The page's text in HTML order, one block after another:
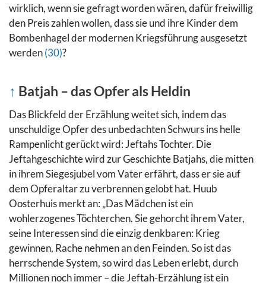
wirklich, wenn sie gefragt worden wären, dafür freiwillig
den Preis zahlen wollen, dass sie und ihre Kinder dem
Bombenhagel der modernen Kriegsführung ausgesetzt
werden(30)?
↑ Batjah – das Opfer als Heldin
Das Blickfeld der Erzählung weitet sich, indem das
unschuldige Opfer des unbedachten Schwurs ins helle
Rampenlicht gerückt wird: Jeftahs Tochter. Die
Jeftahgeschichte wird zur Geschichte Batjahs, die mitten
in ihrem Siegesjubel vom Vater erfährt, dass er sie auf
dem Opferaltar zu verbrennen gelobt hat. Huub
Oosterhuis merkt an: „Das Mädchen ist ein
wohlerzogenes Töchterchen. Sie gehorcht ihrem Vater,
seine Interessen sind die einzig denkbaren: Krieg
gewinnen, Rache nehmen an den Feinden.So ist das
herrschende System, so wird das Leben erlebt, durch
Millionen noch immer – die Jeftah-Erzählung ist ein